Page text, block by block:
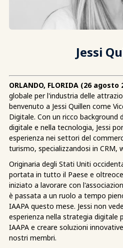
Jessi
ORLANDO, FLORIDA (26 agosto
globale per l'industria delle
benvenuto a Jessi Quillen come
Digitale. Con un ricco background
digitale e nella tecnologia, Jessi
esperienza nei settori del
turismo, specializzandosi in CRM,
Originaria degli Stati Uniti
portata in tutto il Paese e
iniziato a lavorare con
è passata a un ruolo a tempo
IAAPA questo mese. Jessi non
esperienza nella strategia digitale
IAAPA e creare soluzioni
nostri membri.